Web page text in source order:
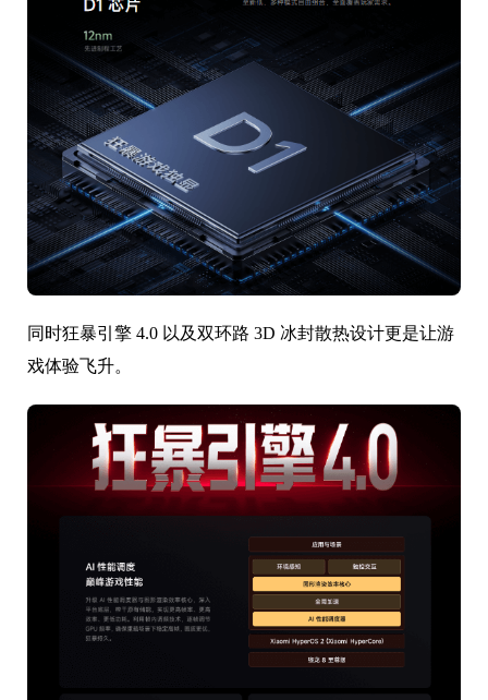
同时狂暴引擎 4.0 以及双环路 3D 冰封散热设计更是让游
戏体验飞升。